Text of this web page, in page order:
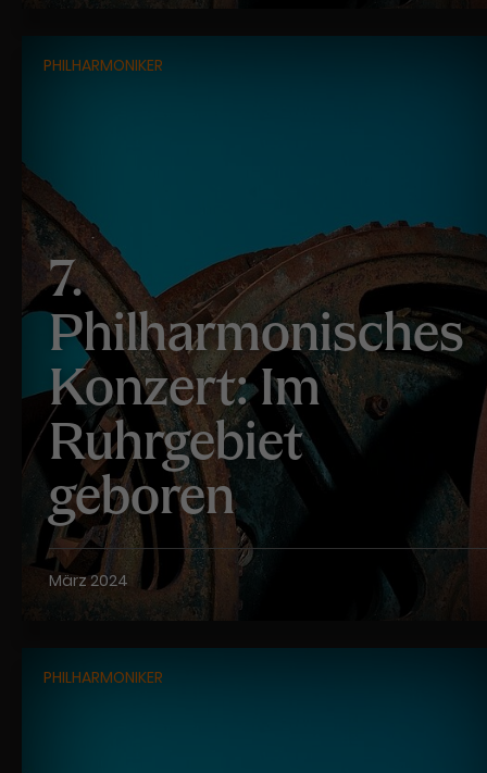
PHILHARMONIKER
7.
Philharmonisches
Konzert: Im
Ruhrgebiet
geboren
März 2024
PHILHARMONIKER